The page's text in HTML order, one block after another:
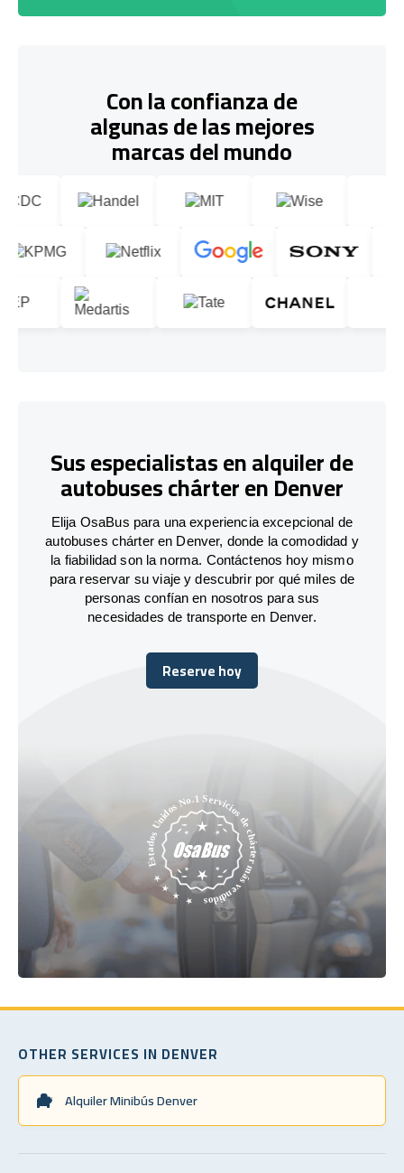
Con la confianza de
algunas de las mejores
marcas del mundo
Sus especialistas en alquiler de
autobuses chárter en Denver
Elija OsaBus para una experiencia excepcional de
autobuses chárter en Denver, donde la comodidad y
la fiabilidad son la norma. Contáctenos hoy mismo
para reservar su viaje y descubrir por qué miles de
personas confían en nosotros para sus
necesidades de transporte en Denver.
Reserve hoy
Reserve hoy
OTHER SERVICES IN DENVER
Alquiler Minibús Denver